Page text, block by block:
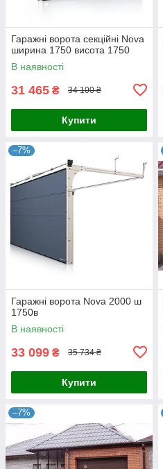
Гаражні ворота секційні Nova
ширина 1750 висота 1750
В наявності
31 465 ₴ 34 100 ₴
Купити
–7%
Гаражні ворота Nova 2000 ш
1750в
В наявності
33 099 ₴ 35 734 ₴
Купити
–7%